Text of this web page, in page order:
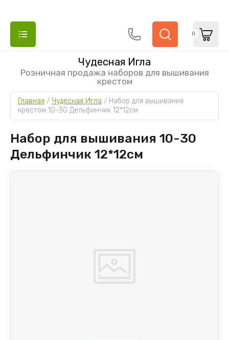
Чудесная Игла
Розничная продажа наборов для вышивания
крестом
0
Главная / Чудесная Игла / Набор для вышивания
крестом 10-30 Дельфинчик 12*12см
Набор для вышивания 10-30
Дельфинчик 12*12см